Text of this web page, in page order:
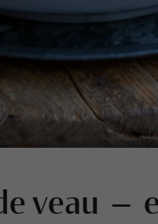
veau —